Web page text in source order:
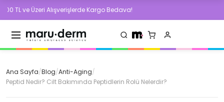
Alışverişlerde Kargo Bedava!
Ana Sayfa/Blog/Anti-Aging/
Peptid Nedir? Cilt Bakımında Peptidlerin Rolü Nelerdir?